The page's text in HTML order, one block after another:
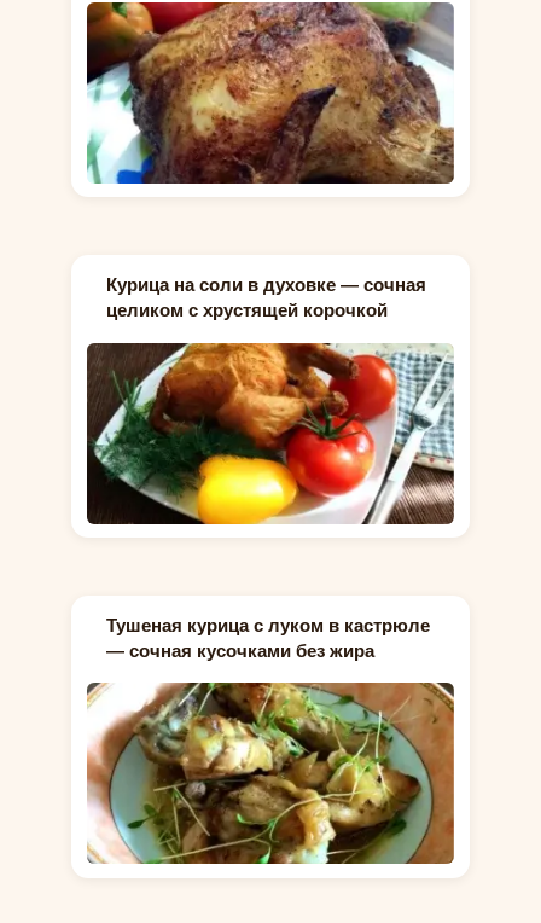
Курица на соли в духовке — сочная
целиком с хрустящей корочкой
Тушеная курица с луком в кастрюле
— сочная кусочками без жира